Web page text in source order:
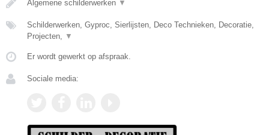
Algemene schilderwerken ▼
Schilderwerken, Gyproc, Sierlijsten, Deco Technieken, Decoratie,
Projecten, ▼
Er wordt gewerkt op afspraak.
Sociale media: